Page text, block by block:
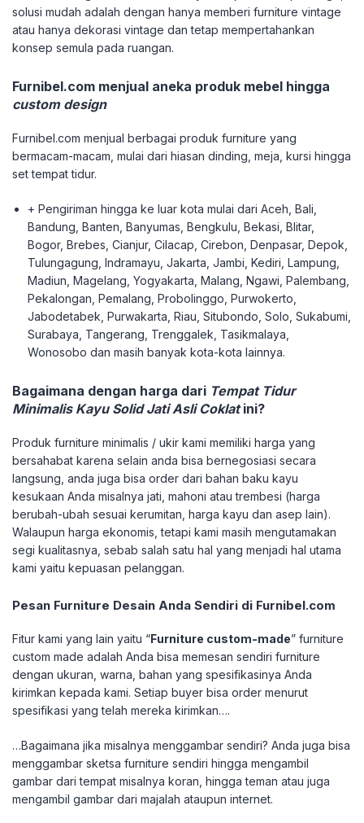
solusi mudah adalah dengan hanya memberi furniture vintage
atau hanya dekorasi vintage dan tetap mempertahankan
konsep semula pada ruangan.
Furnibel.com menjual aneka produk mebel hingga
custom design
Furnibel.com menjual berbagai produk furniture yang
bermacam-macam, mulai dari hiasan dinding, meja, kursi hingga
set tempat tidur.
+ Pengiriman hingga ke luar kota mulai dari Aceh, Bali,
Bandung, Banten, Banyumas, Bengkulu, Bekasi, Blitar,
Bogor, Brebes, Cianjur, Cilacap, Cirebon, Denpasar, Depok,
Tulungagung, Indramayu, Jakarta, Jambi, Kediri, Lampung,
Madiun, Magelang, Yogyakarta, Malang, Ngawi, Palembang,
Pekalongan, Pemalang, Probolinggo, Purwokerto,
Jabodetabek, Purwakarta, Riau, Situbondo, Solo, Sukabumi,
Surabaya, Tangerang, Trenggalek, Tasikmalaya,
Wonosobo dan masih banyak kota-kota lainnya.
Bagaimana dengan harga dari Tempat Tidur
Minimalis Kayu Solid Jati Asli Coklatini?
Produk furniture minimalis / ukir kami memiliki harga yang
bersahabat karena selain anda bisa bernegosiasi secara
langsung, anda juga bisa order dari bahan baku kayu
kesukaan Anda misalnya jati, mahoni atau trembesi (harga
berubah-ubah sesuai kerumitan, harga kayu dan asep lain).
Walaupun harga ekonomis, tetapi kami masih mengutamakan
segi kualitasnya, sebab salah satu hal yang menjadi hal utama
kami yaitu kepuasan pelanggan.
Pesan Furniture Desain Anda Sendiri di Furnibel.com
Fitur kami yang lain yaitu “Furniture custom-made” furniture
custom made adalah Anda bisa memesan sendiri furniture
dengan ukuran, warna, bahan yang spesifikasinya Anda
kirimkan kepada kami. Setiap buyer bisa order menurut
spesifikasi yang telah mereka kirimkan….
…Bagaimana jika misalnya menggambar sendiri? Anda juga bisa
menggambar sketsa furniture sendiri hingga mengambil
gambar dari tempat misalnya koran, hingga teman atau juga
mengambil gambar dari majalah ataupun internet.